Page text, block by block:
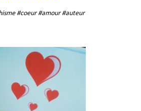
#coeur #amour #auteur